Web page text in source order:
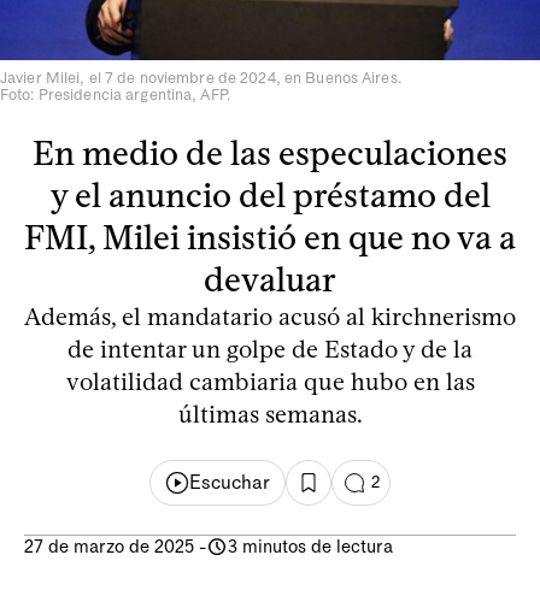
Javier Milei, el 7 de noviembre de 2024, en Buenos Aires.
Foto: Presidencia argentina, AFP.
En medio de las especulaciones
y el anuncio del préstamo del
FMI, Milei insistió en que no va a
devaluar
Además, el mandatario acusó al kirchnerismo
de intentar un golpe de Estado y de la
volatilidad cambiaria que hubo en las
últimas semanas.
Escuchar 2
27 de marzo de 2025 - 3 minutos de lectura